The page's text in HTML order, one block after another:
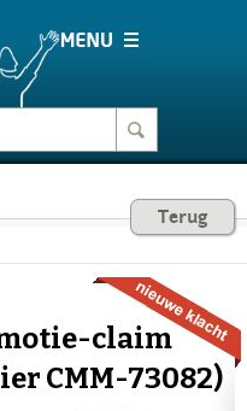
Terug
claim
CMM-73082)